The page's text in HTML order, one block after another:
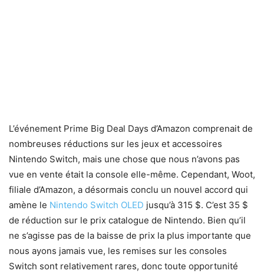
L’événement Prime Big Deal Days d’Amazon comprenait de
nombreuses réductions sur les jeux et accessoires
Nintendo Switch, mais une chose que nous n’avons pas
vue en vente était la console elle-même. Cependant, Woot,
filiale d’Amazon, a désormais conclu un nouvel accord qui
amène le Nintendo Switch OLED jusqu’à 315 $. C’est 35 $
de réduction sur le prix catalogue de Nintendo. Bien qu’il
ne s’agisse pas de la baisse de prix la plus importante que
nous ayons jamais vue, les remises sur les consoles
Switch sont relativement rares, donc toute opportunité